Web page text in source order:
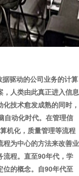
驱动的公司业务的计算
，人类由此真正进入信息
技术愈发成熟的同时，
自动化时代。在管理信
机化，质量管理等流程
程为中心的方法来改善业
流程。直至90年代，学
位的概念。自90年代至